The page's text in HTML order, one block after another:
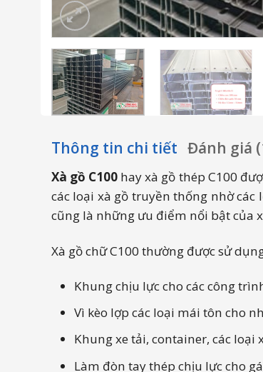
Thông tin chi tiết Đánh giá
Xà gồ C100 hay xà gồ thép C100
các loại xà gồ truyền thống nhờ các
cũng là những ưu điểm nổi bật của
Xà gồ chữ C100 thường được sử
Khung chịu lực cho các công
Vì kèo lợp các loại mái tôn cho
Khung xe tải, container, các loại
Làm đòn tay thép chịu lực cho